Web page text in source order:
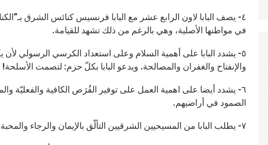
٤- يصف البابا لاون الرابع عشر مع البابا فرنسيس كنائس الشرق
في مواطنها الأصلية، وهي بالرغم من ذلك تشهد للقيامة.
٥- يشدد البابا على أهمية السلام وعلى استعداد الكرسي الرسولي
والإنفتاح والغفران والمصالحة. ويدعو البابا بكلّ حزم: لتصمت الأسلحة!
٦- يشدد أيضا على اهمية العمل على توفير الفُرَص الكافية والفعليّة
الصمود في أراضيهم.
٧- يطلب البابا من المسيحيين الشرقيين التألّق بالإيمان والرجاء والمحبة وليس أي شيء آخَر.